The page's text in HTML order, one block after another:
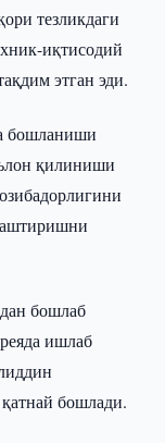
тезликдаги
иқтисодий
этган эди.
бошланиши
қилиниши
бошлаб
ишлаб
бошлади.